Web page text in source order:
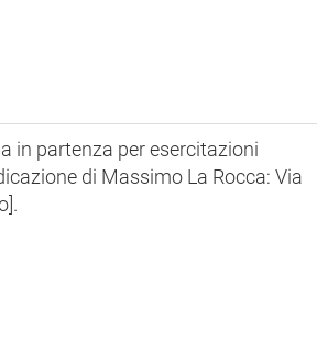
in partenza per esercitazioni
di Massimo La Rocca: Via